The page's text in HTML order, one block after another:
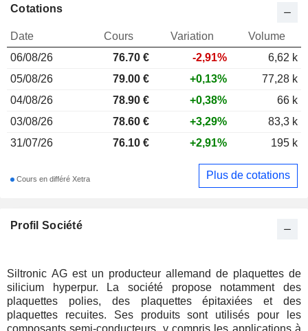
Profil Société
Siltronic AG est un producteur allemand de plaquettes de
silicium hyperpur. La société propose notamment des
plaquettes polies, des plaquettes épitaxiées et des
plaquettes recuites. Ses produits sont utilisés pour les
composants semi-conducteurs, y compris les applications à
Cotations
Date Cours Variation
Volume
06/08/26
76.70 € -2,91%
6,62 k
05/08/26
79.00 € +0,13%
77,28 k
04/08/26
78.90 € +0,38%
66 k
03/08/26
78.60 € +3,29%
83,3 k
31/07/26
76.10 € +2,91% 195 k
Cours en différé Xetra Plus de cotations